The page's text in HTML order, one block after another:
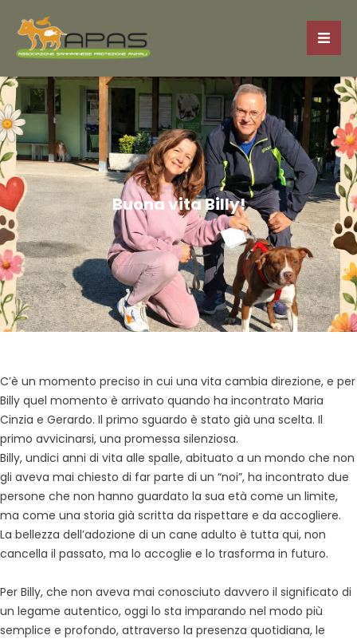
Buona vita Billy!
C’è un momento preciso in cui una vita cambia direzione, e per
Billy quel momento è arrivato quando ha incontrato Maria
Cinzia e Gerardo. Il primo sguardo è stato già una scelta. Il
primo avvicinarsi, una promessa silenziosa.
Billy, undici anni di vita alle spalle, abituato a un mondo che non
gli aveva mai chiesto di far parte di un “noi”, ha incontrato due
persone che non hanno guardato la sua età come un limite,
ma come una storia già scritta da rispettare e da accogliere.
La bellezza dell’adozione di un cane adulto è tutta qui, non
cancella il passato, ma lo accoglie e lo trasforma in futuro.
Per Billy, che non aveva mai conosciuto davvero il significato di
un legame autentico, oggi lo sta imparando nel modo più
semplice e profondo, attraverso la presenza quotidiana, le